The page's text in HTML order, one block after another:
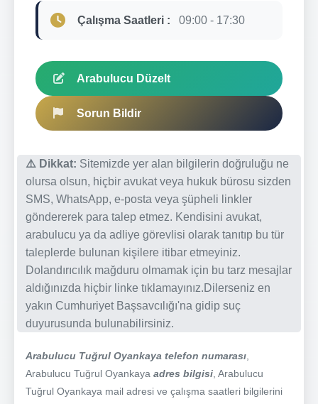
Çalışma Saatleri : 09:00 - 17:30
Arabulucu Düzelt
Sorun Bildir
⚠️ Dikkat: Sitemizde yer alan bilgilerin doğruluğu ne
olursa olsun, hiçbir avukat veya hukuk bürosu sizden
SMS, WhatsApp, e-posta veya şüpheli linkler
göndererek para talep etmez. Kendisini avukat,
arabulucu ya da adliye görevlisi olarak tanıtıp bu tür
taleplerde bulunan kişilere itibar etmeyiniz.
Dolandırıcılık mağduru olmamak için bu tarz mesajlar
aldığınızda hiçbir linke tıklamayınız.Dilerseniz en
yakın Cumhuriyet Başsavcılığı'na gidip suç
duyurusunda bulunabilirsiniz.
Arabulucu Tuğrul Oyankaya telefon numarası
Arabulucu Tuğrul Oyankaya adres bilgisi , Arabulucu
Tuğrul Oyankaya mail adresi ve çalışma saatleri bilgilerini